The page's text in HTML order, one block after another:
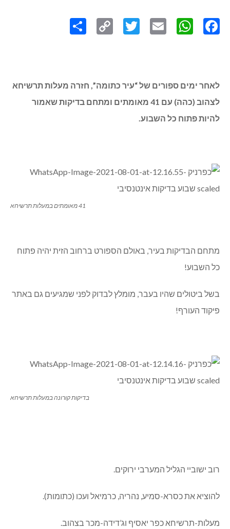
Link
לאחר ימים ספורים של “עיר כתומה”, חזרה מעלות תרשיחא
לצהוב (כהה) עם 41 מאומתים ומתחם בדיקות שאמור
להיות פתוח כל השבוע.
41 מאומתים במעלות תרשיחא
מתחם הבדיקות בעיר, באולם הספורט ברחוב הזית יהיה פתוח
כל השבוע!
בשל ביטולים שהיו בעבר, מומלץ לבדוק לפני שמגיעים גם באתר
פיקוד העורף!
בדיקות קורונה במעלות תרשיחא
רוב ישוביי הגליל המערבי ירוקים.
להוציא את כסרא-סמיע, נהריה, כרמיאל ועכו (כתומות).
מעלות-תרשיחא כפר יאסיף וג’דידה-מכר בצהוב.